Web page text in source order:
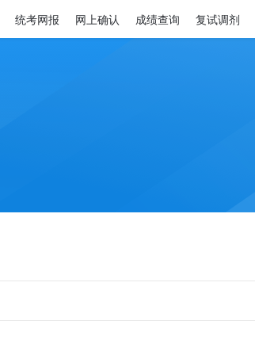
统考网报 网上确认 成绩查询 复试调剂